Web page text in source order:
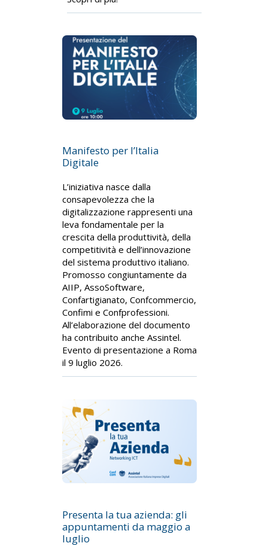
Manifesto per l’Italia
Digitale
L’iniziativa nasce dalla
consapevolezza che la
digitalizzazione rappresenti una
leva fondamentale per la
crescita della produttività, della
competitività e dell’innovazione
del sistema produttivo italiano.
Promosso congiuntamente da
AIIP, AssoSoftware,
Confartigianato, Confcommercio,
Confimi e Confprofessioni.
All’elaborazione del documento
ha contribuito anche Assintel.
Evento di presentazione a Roma
il 9 luglio 2026.
Presenta la tua azienda: gli
appuntamenti da maggio a
luglio